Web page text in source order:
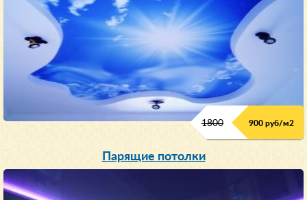
1800 900 руб/м2
Парящие потолки